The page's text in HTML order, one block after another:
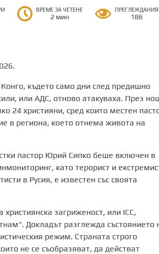
ВРЕМЕ ЗА ЧЕТЕНЕ
2 мин
ПРЕГЛЕЖДАНИЯ
186
където само дни след предишно
или АДС, отново атакуваха. През
24 християни, сред които местен
в региона, което отнема живота на
пастор Юрий Сипко беше включен в
като терорист и
в Русия, е известен със своята
загриженост, или ICC,
Докладът разглежда състоянието
режим. Страната строго
не се съобразяват, да действат